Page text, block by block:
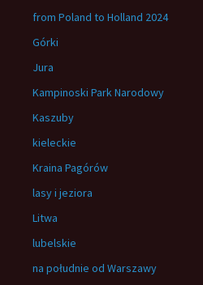
from Poland to Holland 2024
Górki
Jura
Kampinoski Park Narodowy
Kaszuby
kieleckie
Kraina Pagórów
lasy i jeziora
Litwa
lubelskie
na południe od Warszawy